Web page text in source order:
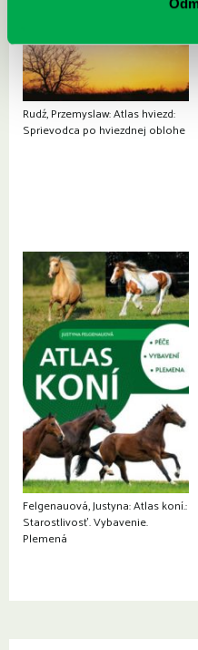
Rudź, Przemyslaw: Atlas hviezd:
Sprievodca po hviezdnej oblohe
Felgenauová, Justyna: Atlas koní.:
Starostlivosť. Vybavenie.
Plemená